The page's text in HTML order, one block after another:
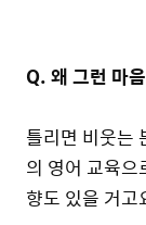
Q. 왜 그런 마
틀리면 비웃는
의 영어 교육
향도 있을 거고